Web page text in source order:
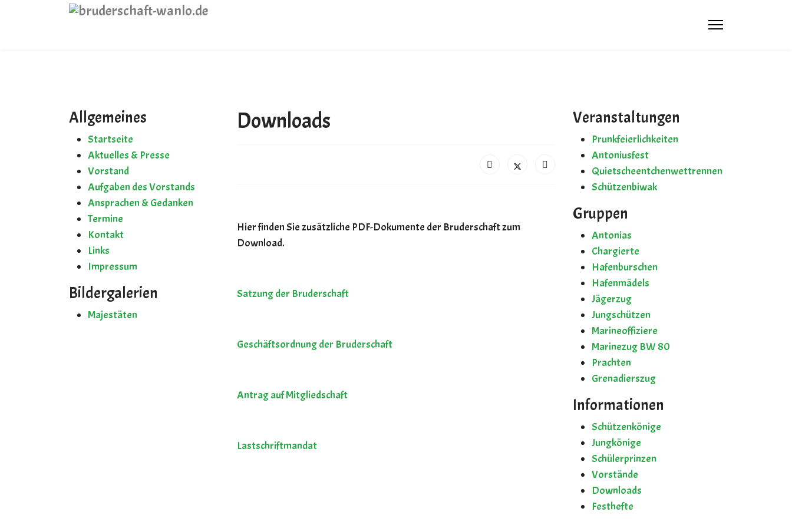
Vorstand
Termine
Kontakt
Links
Impressum
Allgemeines
Startseite
Aktuelles & Presse
Vorstand
Aufgaben des Vorstands
Ansprachen & Gedanken
Termine
Kontakt
Links
Impressum
Bildergalerien
Majestäten
Downloads
Hier finden Sie zusätzliche PDF-Dokumente der Bruderschaft zum
Download.
Satzung der Bruderschaft
Geschäftsordnung der Bruderschaft
Antrag auf Mitgliedschaft
Lastschriftmandat
Veranstaltungen
Prunkfeierlichkeiten
Antoniusfest
Quietscheentchenwettrennen
Schützenbiwak
Gruppen
Antonias
Chargierte
Hafenburschen
Hafenmädels
Jägerzug
Jungschützen
Marineoffiziere
Marinezug BW 80
Prachten
Grenadierszug
Informationen
Schützenkönige
Jungkönige
Schülerprinzen
Vorstände
Downloads
Festhefte